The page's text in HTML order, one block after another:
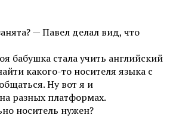
— Павел делал вид, что
бабушка стала учить английский
какого-то носителя языка с
Ну вот я и
разных платформах.
носитель нужен?